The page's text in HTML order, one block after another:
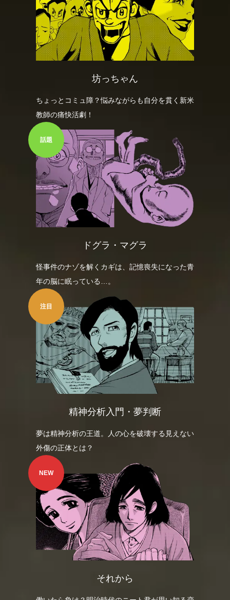
坊っちゃん
ちょっとコミュ障？悩みながらも自分を貫く新米
教師の痛快活劇！
話題
ドグラ・マグラ
怪事件のナゾを解くカギは、記憶喪失になった青
年の脳に眠っている…。
注目
精神分析入門・夢判断
夢は精神分析の王道。人の心を破壊する見えない
外傷の正体とは？
NEW
それから